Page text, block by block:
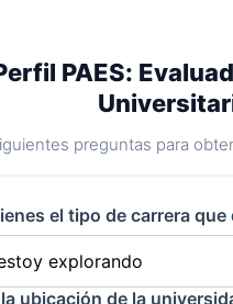
PAES:
preguntas para
el tipo de carrera
ubicación de la